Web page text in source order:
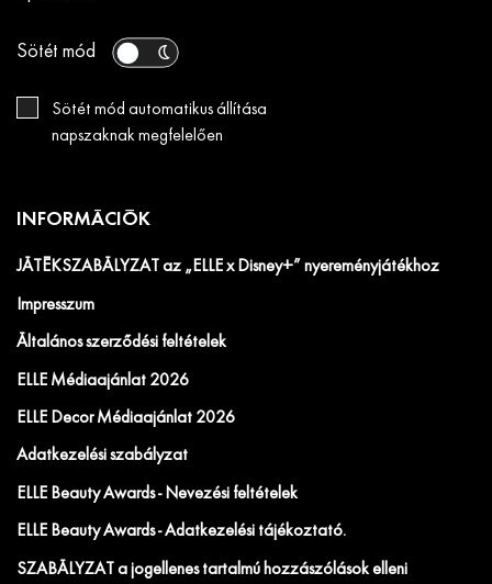
Sötét mód
Sötét mód automatikus állítása
napszaknak megfelelően
INFORMÁCIÓK
JÁTÉKSZABÁLYZAT az „ELLE x Disney+” nyereményjátékhoz
Impresszum
Általános szerződési feltételek
ELLE Médiaajánlat 2026
ELLE Decor Médiaajánlat 2026
Adatkezelési szabályzat
ELLE Beauty Awards - Nevezési feltételek
ELLE Beauty Awards - Adatkezelési tájékoztató.
SZABÁLYZAT a jogellenes tartalmú hozzászólások elleni